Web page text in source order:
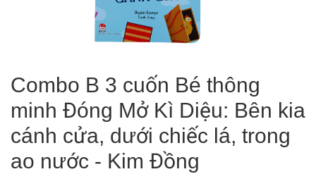
Combo B 3 cuốn Bé thông
minh Đóng Mở Kì Diệu: Bên kia
cánh cửa, dưới chiếc lá, trong
ao nước - Kim Đồng